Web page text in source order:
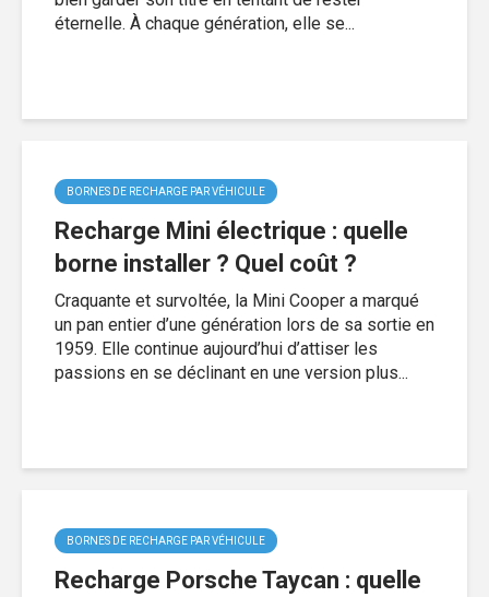
éternelle. À chaque génération, elle se...
BORNES DE RECHARGE PAR VÉHICULE
Recharge Mini électrique : quelle
borne installer ? Quel coût ?
Craquante et survoltée, la Mini Cooper a marqué
un pan entier d’une génération lors de sa sortie en
1959. Elle continue aujourd’hui d’attiser les
passions en se déclinant en une version plus...
BORNES DE RECHARGE PAR VÉHICULE
Recharge Porsche Taycan : quelle